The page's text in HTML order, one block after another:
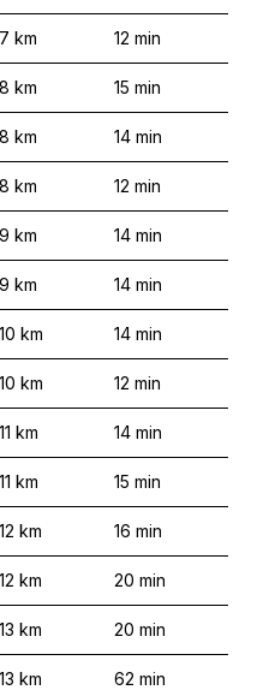
7 km 12 min
8 km 15 min
8 km 14 min
8 km 12 min
9 km 14 min
9 km 14 min
10 km 14 min
10 km 12 min
11 km 14 min
11 km 15 min
12 km 16 min
12 km 20 min
13 km 20 min
13 km 62 min